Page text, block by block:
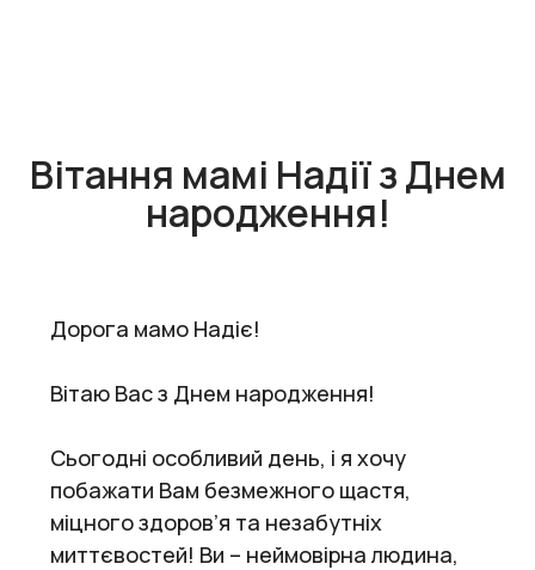
Вітання мамі Надії з Днем
народження!
Дорога мамо Надіє!
Вітаю Вас з Днем народження!
Сьогодні особливий день, і я хочу
побажати Вам безмежного щастя,
міцного здоров’я та незабутніх
миттєвостей! Ви – неймовірна людина,